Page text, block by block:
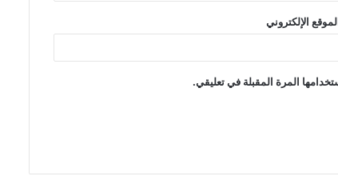
الإلكتروني
المرة المقبلة في تعليقي.